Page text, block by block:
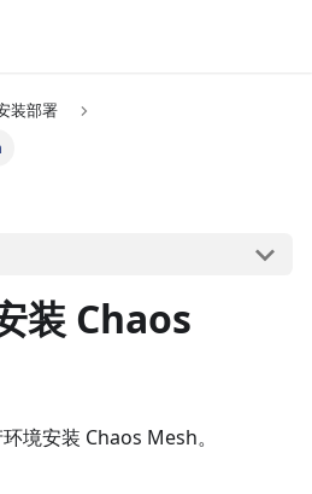
装部署
装 Chaos
境安装 Chaos Mesh。